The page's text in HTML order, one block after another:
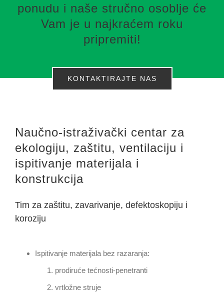
ponudu i naše stručno osoblje će
Vam je u najkraćem roku
pripremiti!
KONTAKTIRAJTE NAS
Naučno-istraživački centar za
ekologiju, zaštitu, ventilaciju i
ispitivanje materijala i
konstrukcija
Tim za zaštitu, zavarivanje, defektoskopiju i
koroziju
Ispitivanje materijala bez razaranja:
prodiruće tećnosti-penetranti
vrtložne struje